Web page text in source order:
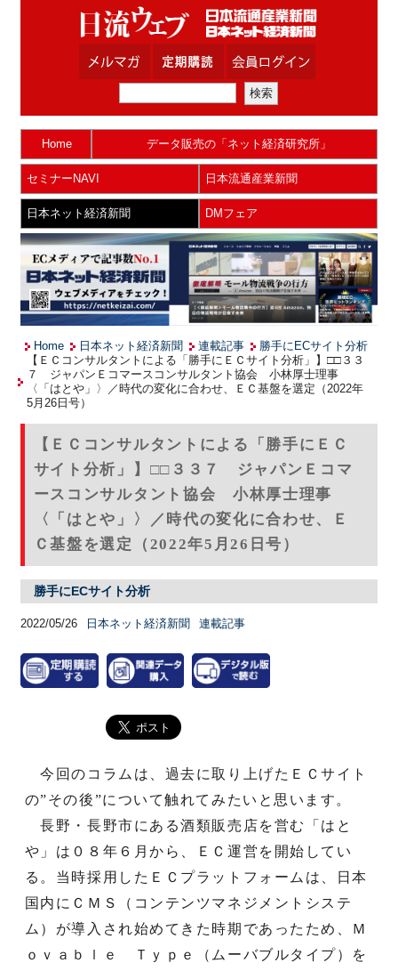
Home データ販売の「ネット経済研究所」
セミナーNAVI 日本流通産業新聞
日本ネット経済新聞 DMフェア
Home 日本ネット経済新聞 連載記事
勝手にECサイト分析
【ＥＣコンサルタントによる「勝手にＥＣサイト分析」】□□３３
７ ジャパンＥコマースコンサルタント協会 小林厚士理事
〈「はとや」〉／時代の変化に合わせ、ＥＣ基盤を選定（2022年
5月26日号）
【ＥＣコンサルタントによる「勝手にＥＣ
サイト分析」】□□３３７ ジャパンＥコマ
ースコンサルタント協会 小林厚士理事
〈「はとや」〉／時代の変化に合わせ、Ｅ
Ｃ基盤を選定（2022年5月26日号）
勝手にECサイト分析
2022/05/26 日本ネット経済新聞 連載記事
今回のコラムは、過去に取り上げたＥＣサイト
の”その後”について触れてみたいと思います。
長野・長野市にある酒類販売店を営む「はと
や」は０８年６月から、ＥＣ運営を開始してい
る。当時採用したＥＣプラットフォームは、日本
国内にＣＭＳ（コンテンツマネジメントシステ
ム）が導入され始めてきた時期であったため、Ｍ
ｏｖａｂｌｅ Ｔｙｐｅ（ムーバブルタイプ）を